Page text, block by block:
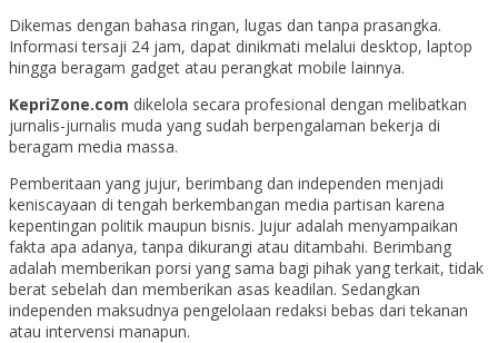
Dikemas dengan bahasa ringan, lugas dan tanpa prasangka.
Informasi tersaji 24 jam, dapat dinikmati melalui desktop, laptop
hingga beragam gadget atau perangkat mobile lainnya.
KepriZone.com dikelola secara profesional dengan melibatkan
jurnalis-jurnalis muda yang sudah berpengalaman bekerja di
beragam media massa.
Pemberitaan yang jujur, berimbang dan independen menjadi
keniscayaan di tengah berkembangan media partisan karena
kepentingan politik maupun bisnis. Jujur adalah menyampaikan
fakta apa adanya, tanpa dikurangi atau ditambahi. Berimbang
adalah memberikan porsi yang sama bagi pihak yang terkait, tidak
berat sebelah dan memberikan asas keadilan. Sedangkan
independen maksudnya pengelolaan redaksi bebas dari tekanan
atau intervensi manapun.